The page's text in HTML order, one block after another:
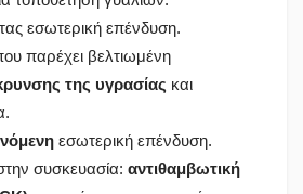
εσωτερική επένδυση.
παρέχει βελτιωμένη
της υγρασίας και
εσωτερική επένδυση.
συσκευασία: αντιθαμβωτική